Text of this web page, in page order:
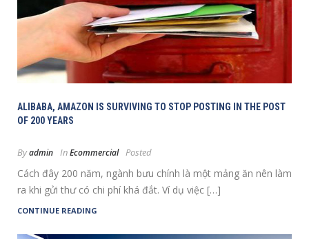
ALIBABA, AMAZON IS SURVIVING TO STOP POSTING IN THE POST
OF 200 YEARS
Byadmin InEcommercial Posted
Cách đây 200 năm, ngành bưu chính là một mảng ăn nên làm
ra khi gửi thư có chi phí khá đắt. Ví dụ việc […]
CONTINUE READING